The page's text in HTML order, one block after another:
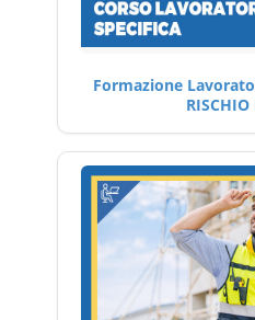
Formazione
RISCHIO